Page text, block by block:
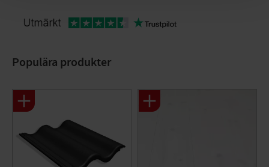
Populära produkter